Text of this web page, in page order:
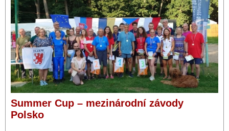
Summer Cup – mezinárodní závody
Polsko